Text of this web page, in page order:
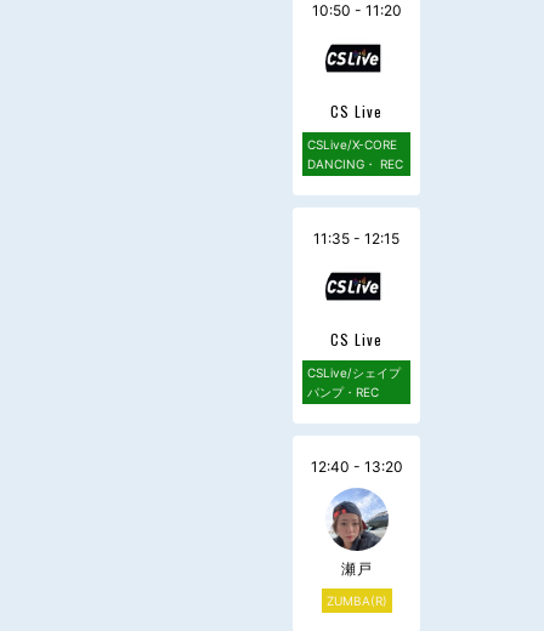
10:50 - 11:20
CS Live
CSLive/X-CORE
DANCING・ REC
11:35 - 12:15
CS Live
CSLive/シェイプ
パンプ・REC
12:40 - 13:20
瀬戸
ZUMBA(R)